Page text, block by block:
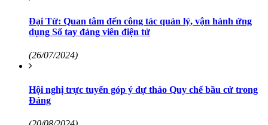
Đại Từ: Quan tâm đến công tác quản lý, vận hành ứng
dụng Sổ tay đảng viên điện tử
(26/07/2024)
Hội nghị trực tuyến góp ý dự thảo Quy chế bầu cử trong
Đảng